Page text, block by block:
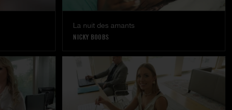
La nuit des amants
NICKY BOOBS